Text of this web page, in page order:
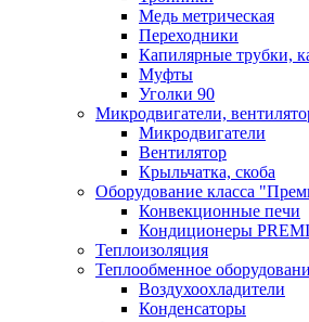
Медь метрическая
Переходники
Капилярные трубки,
Муфты
Уголки 90
Микродвигатели,
Микродвигатели
Вентилятор
Крыльчатка, скоба
Оборудование класса
Конвекционные печи
Кондиционеры
Теплоизоляция
Теплообменное
Воздухоохладители
Конденсаторы